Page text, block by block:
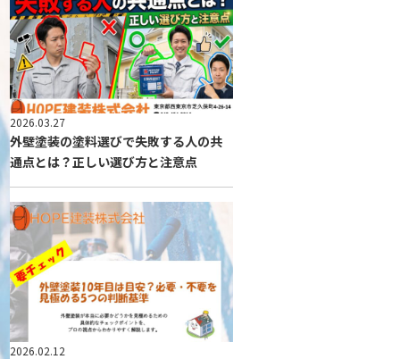
2026.03.27
外壁塗装の塗料選びで失敗する人の共
通点とは？正しい選び方と注意点
2026.02.12